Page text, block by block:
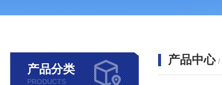
产品分类
PRODUCTS
产品中心 /